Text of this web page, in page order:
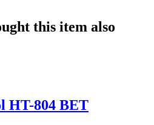
this item also
HT-804 BET